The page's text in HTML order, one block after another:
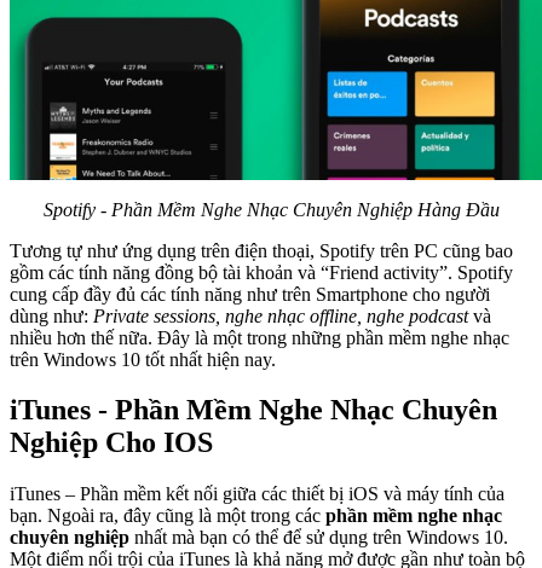
Spotify - Phần Mềm Nghe Nhạc Chuyên Nghiệp Hàng Đầu
Tương tự như ứng dụng trên điện thoại, Spotify trên PC cũng bao
gồm các tính năng đồng bộ tài khoản và “Friend activity”. Spotify
cung cấp đầy đủ các tính năng như trên Smartphone cho người
dùng như: Private sessions, nghe nhạc offline, nghe podcastvà
nhiều hơn thế nữa. Đây là một trong những phần mềm nghe nhạc
trên Windows 10 tốt nhất hiện nay.
iTunes - Phần Mềm Nghe Nhạc Chuyên
Nghiệp Cho IOS
iTunes – Phần mềm kết nối giữa các thiết bị iOS và máy tính của
bạn. Ngoài ra, đây cũng là một trong các phần mềm nghe nhạc
chuyên nghiệp nhất mà bạn có thể để sử dụng trên Windows 10.
Một điểm nổi trội của iTunes là khả năng mở được gần như toàn bộ